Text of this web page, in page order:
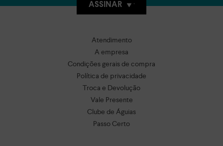
ASSINAR
Atendimento
A empresa
Condições gerais de compra
Política de privacidade
Troca e Devolução
Vale Presente
Clube de Águias
Passo Certo